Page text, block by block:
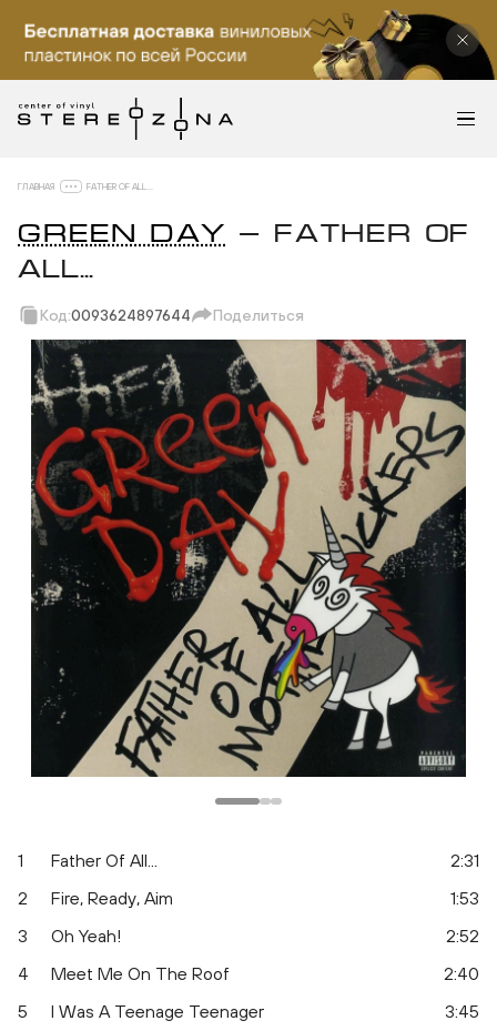
ГЛАВНАЯ FATHER OF ALL...
GREEN DAY — FATHER OF
ALL...
Код:0093624897644 Поделиться
Скопировать ссылку
Вотсап
Телеграм
Макс
ВКонтакте
Одноклассники
1 Father Of All...
2:31
2
Fire, Ready, Aim
1:53
3
Oh Yeah!
2:52
4
Meet Me On The Roof
2:40
5
I Was A Teenage Teenager
3:45